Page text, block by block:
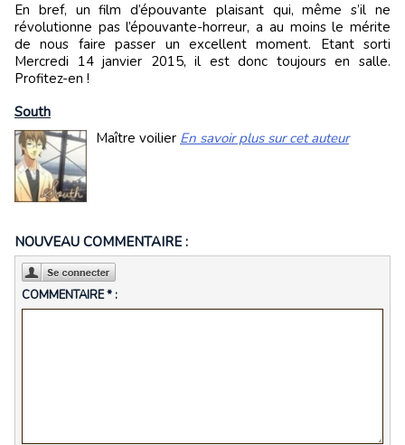
En bref, un film d’épouvante plaisant qui, même s’il ne
révolutionne pas l’épouvante-horreur, a au moins le mérite
de nous faire passer un excellent moment. Etant sorti
Mercredi 14 janvier 2015, il est donc toujours en salle.
Profitez-en !
South
Maître voilier En savoir plus sur cet auteur
NOUVEAU COMMENTAIRE :
COMMENTAIRE * :